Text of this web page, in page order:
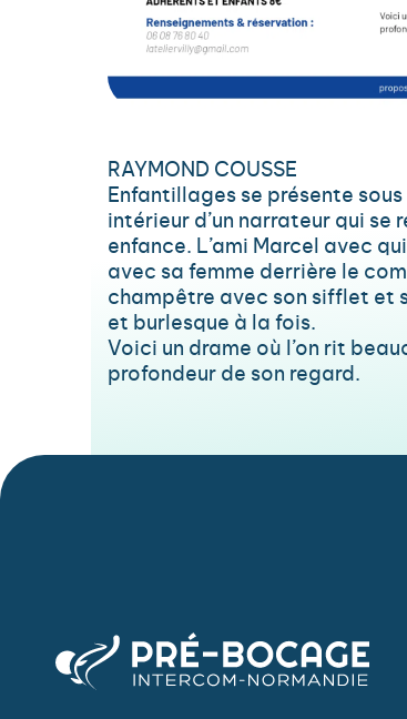
RAYMOND COUSSE
Enfantillages se présente
intérieur d’un narrateur qui se
enfance. L’ami Marcel avec
avec sa femme derrière le
champêtre avec son sifflet et
et burlesque à la fois.
Voici un drame où l’on rit
profondeur de son regard.